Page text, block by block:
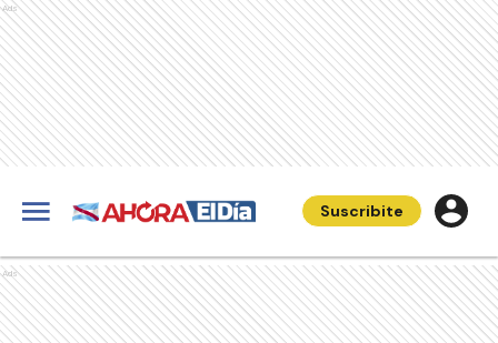
Ads
Suscribite
Ads